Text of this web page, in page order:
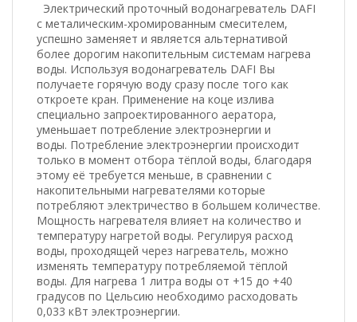
Электрический проточный водонагреватель DAFI
с металическим-хромированным смесителем,
успешно заменяет и является альтернативой
более дорогим накопительным системам нагрева
воды. Используя водонагреватель DAFI Вы
получаете горячую воду сразу после того как
откроете кран. Применение на коце излива
специально запроектированного аератора,
уменьшает потребление электроэнергии и
воды. Потребление электроэнергии происходит
только в момент отбора тёплой воды, благодаря
этому её требуется меньше, в сравнении с
накопительными нагревателями которые
потребляют электричество в большем количестве.
Мощность нагревателя влияет на количество и
температуру нагретой воды. Регулируя расход
воды, проходящей через нагреватель, можно
изменять температуру потребляемой тёплой
воды. Для нагрева 1 литра воды от +15 до +40
градусов по Цельсию необходимо расходовать
0,033 кВт электроэнергии.